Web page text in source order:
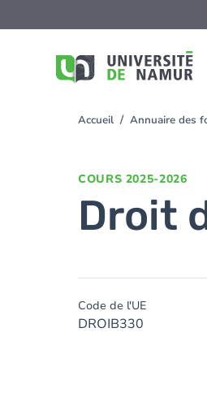
au
You
Accueil Annuaire des
COURS 2025-2026
Droit
Code de l'UE
DROIB330